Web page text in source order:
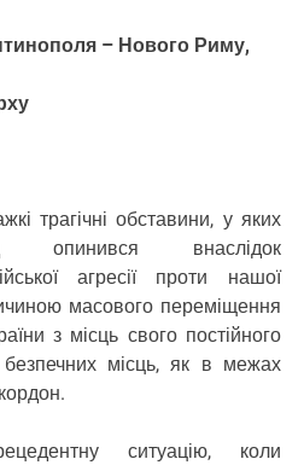
– Нового Риму,
трагічні обставини, у яких
опинився внаслідок
агресії проти нашої
масового переміщення
з місць свого постійного
місць, як в межах
ситуацію, коли